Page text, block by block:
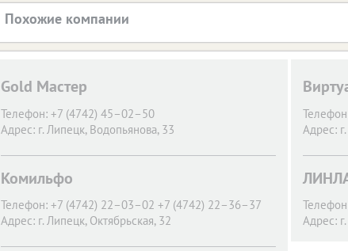
Похожие компании
Gold Мастер
Телефон: +7 (4742) 45–02–50
Адрес: г. Липецк, Водопьянова, 33
Адрес:
Комильфо
Телефон: +7 (4742) 22–03–02 +7 (4742) 22–36–37
Адрес: г. Липецк, Октябрьская, 32
Адрес: